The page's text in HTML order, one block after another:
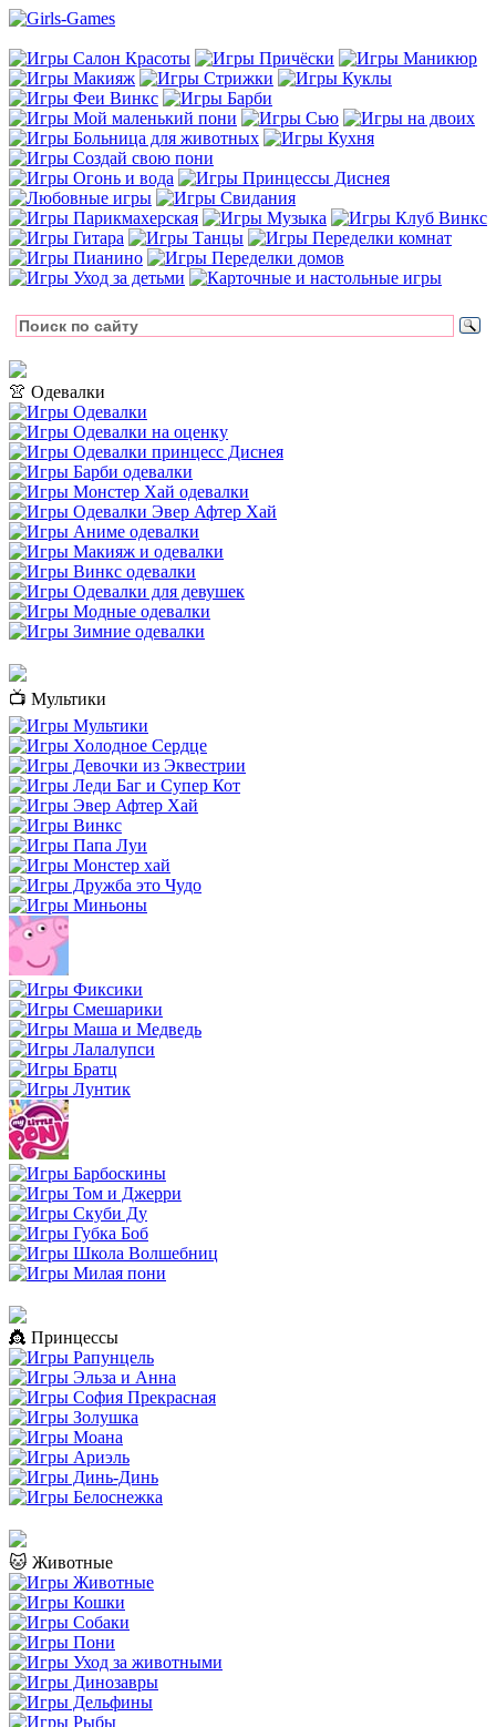
👚 Одевалки
📺 Мультики
👸 Принцессы
🐱 Животные